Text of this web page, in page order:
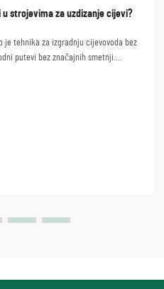
strojevima za uzdizanje cijevi?
tehnika za izgradnju cijevovoda bez
putevi bez značajnih smetnji.